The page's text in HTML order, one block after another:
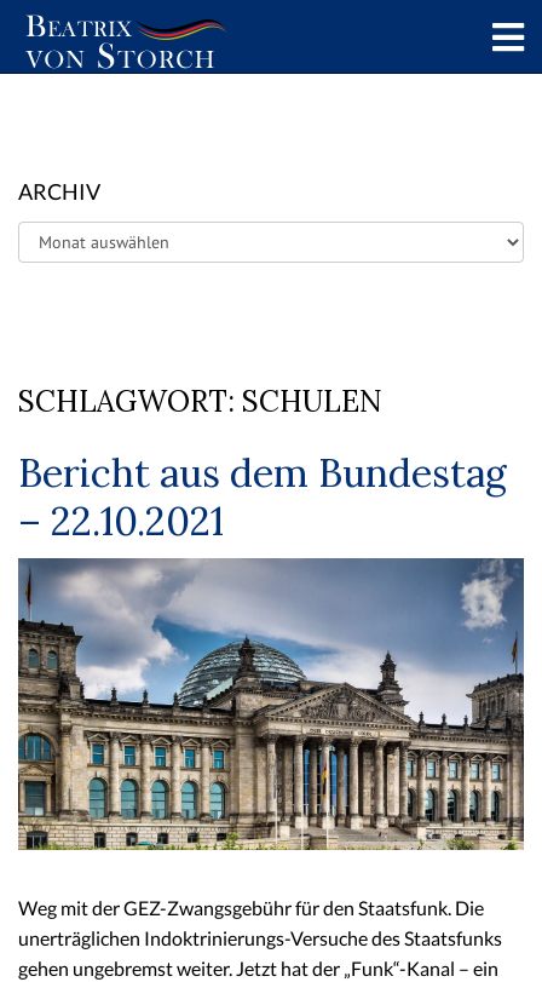
ARCHIV
Archiv
SCHLAGWORT: SCHULEN
Bericht aus dem Bundestag
– 22.10.2021
Weg mit der GEZ-Zwangsgebühr für den Staatsfunk. Die
unerträglichen Indoktrinierungs-Versuche des Staatsfunks
gehen ungebremst weiter. Jetzt hat der „Funk“-Kanal – ein